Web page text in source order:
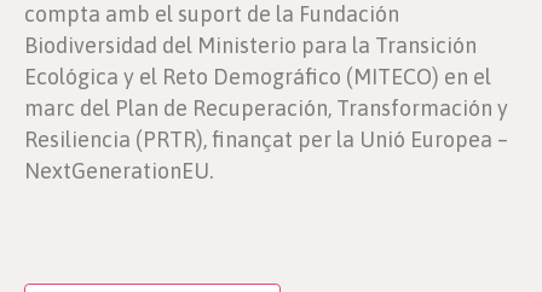
compta amb el suport de la Fundación
Biodiversidad del Ministerio para la Transición
Ecológica y el Reto Demográfico (MITECO) en el
marc del Plan de Recuperación, Transformación y
Resiliencia (PRTR), finançat per la Unió Europea –
NextGenerationEU.